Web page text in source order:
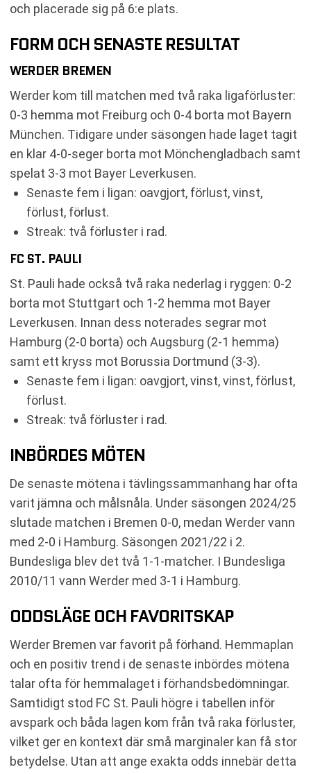
och placerade sig på 6:e plats.
FORM OCH SENASTE RESULTAT
WERDER BREMEN
Werder kom till matchen med två raka ligaförluster:
0-3 hemma mot Freiburg och 0-4 borta mot Bayern
München. Tidigare under säsongen hade laget tagit
en klar 4-0-seger borta mot Mönchengladbach samt
spelat 3-3 mot Bayer Leverkusen.
Senaste fem i ligan: oavgjort, förlust, vinst,
förlust, förlust.
Streak: två förluster i rad.
FC ST. PAULI
St. Pauli hade också två raka nederlag i ryggen: 0-2
borta mot Stuttgart och 1-2 hemma mot Bayer
Leverkusen. Innan dess noterades segrar mot
Hamburg (2-0 borta) och Augsburg (2-1 hemma)
samt ett kryss mot Borussia Dortmund (3-3).
Senaste fem i ligan: oavgjort, vinst, vinst, förlust,
förlust.
Streak: två förluster i rad.
INBÖRDES MÖTEN
De senaste mötena i tävlingssammanhang har ofta
varit jämna och målsnåla. Under säsongen 2024/25
slutade matchen i Bremen 0-0, medan Werder vann
med 2-0 i Hamburg. Säsongen 2021/22 i 2.
Bundesliga blev det två 1-1-matcher. I Bundesliga
2010/11 vann Werder med 3-1 i Hamburg.
ODDSLÄGE OCH FAVORITSKAP
Werder Bremen var favorit på förhand. Hemmaplan
och en positiv trend i de senaste inbördes mötena
talar ofta för hemmalaget i förhandsbedömningar.
Samtidigt stod FC St. Pauli högre i tabellen inför
avspark och båda lagen kom från två raka förluster,
vilket ger en kontext där små marginaler kan få stor
betydelse. Utan att ange exakta odds innebär detta